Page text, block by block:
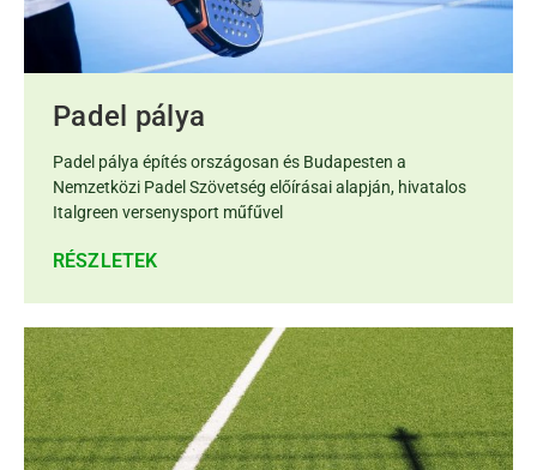
Padel pálya
Padel pálya építés országosan és Budapesten a
Nemzetközi Padel Szövetség előírásai alapján, hivatalos
Italgreen versenysport műfűvel
RÉSZLETEK